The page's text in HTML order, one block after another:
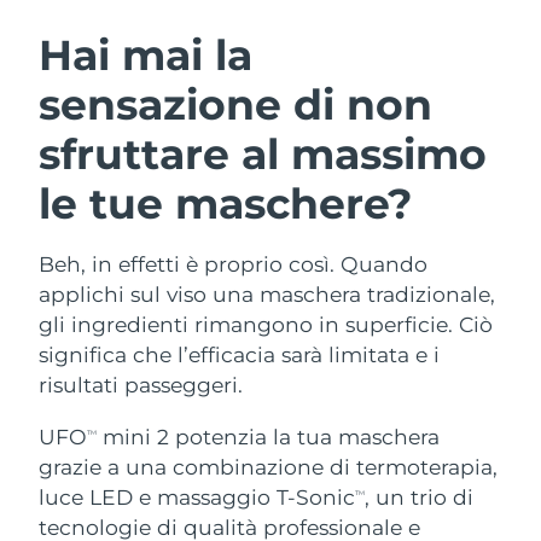
Hai mai la
sensazione di non
sfruttare al massimo
le tue maschere?
Beh, in effetti è proprio così. Quando
applichi sul viso una maschera tradizionale,
gli ingredienti rimangono in superficie. Ciò
significa che l’efficacia sarà limitata e i
risultati passeggeri.
UFOTM
mini 2 potenzia la tua maschera
grazie a una combinazione di termoterapia,
luce LED e massaggio T-SonicTM, un trio di
tecnologie di qualità professionale e
Detersione viso
LUNA™ 4 pacchetto
Anti-aging massage
LUNA™ 4 Plus
Massage, LED heating
LUNA™ 4 Men
For men, anti-aging massage
Lifting viso
BEAR™ 2 pacchetto
Microcurrent toning
BEAR™ 2 go
Microcurrent toning on-the-go
BEAR™ 2 eyes & lips
Microcurrent line smoothing device
Idratazione
UFO™ 3 pacchetto
Deep facial hydration
UFO™ 3 LED
Near-infrared and red light therapy
device
Igiene orale
issa™ 4
Hybrid silicone sonic toothbrush
issa™ 4 plus
Smart hybrid silicone sonic toothbrush
TRATTAMENTI ANTI-AGE FAQ™
Anti-age Trattamenti LED
Austria
Bahrein Consegna stimata
Belgio Consegna stimata8/10/26
Bermuda Consegna stimata
Bosnia ed
Erzegovina
Consegna stimata
Brunei Consegna stimata
Canada Consegna stimata8/14/26
Cile Consegna stimata